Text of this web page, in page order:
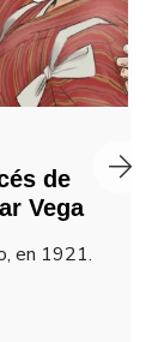
de
Vega
en 1921.